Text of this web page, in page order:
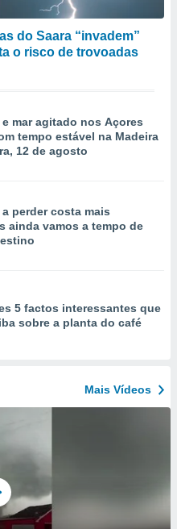
do Saara “invadem”
o risco de trovoadas
mar agitado nos Açores
tempo estável na Madeira
12 de agosto
perder costa mais
ainda vamos a tempo de
5 factos interessantes que
sobre a planta do café
Mais Vídeos